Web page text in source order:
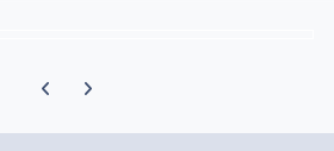
Previous carousel slide
Next carousel slide